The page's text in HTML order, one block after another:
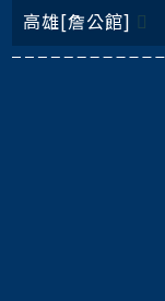
高雄[詹公館]